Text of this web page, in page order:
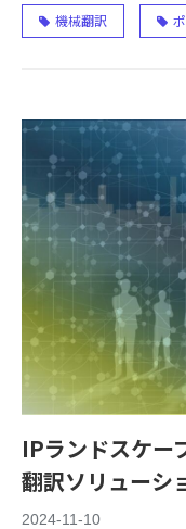
機械翻訳
IPランドスケー
翻訳ソリューシ
2024-11-10